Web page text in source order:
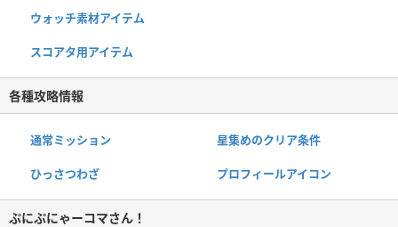
ウォッチ素材アイテム
スコアタ用アイテム
各種攻略情報
通常ミッション 星集めのクリア条件
ひっさつわざ プロフィールアイコン
ぷにぷにゃーコマさん！